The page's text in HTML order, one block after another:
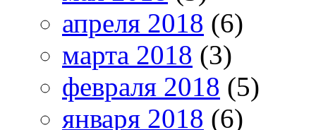
апреля 2018 (6)
марта 2018 (3)
февраля 2018 (5)
января 2018 (6)